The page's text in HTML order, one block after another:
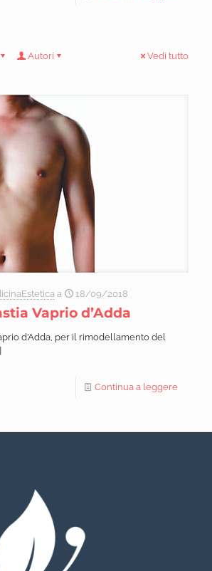
Autori Vedi tutto
a 18/09/2018
Vaprio d’Adda
d’Adda, per il rimodellamento del
Continua a leggere